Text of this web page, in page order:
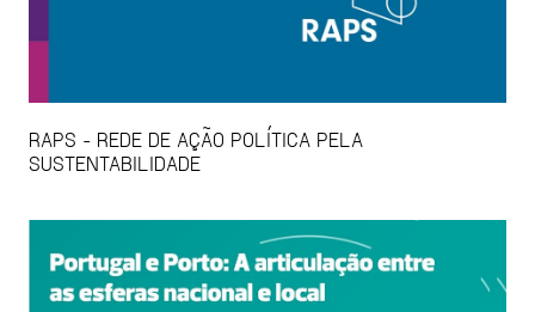
RAPS - REDE DE AÇÃO POLÍTICA PELA
SUSTENTABILIDADE